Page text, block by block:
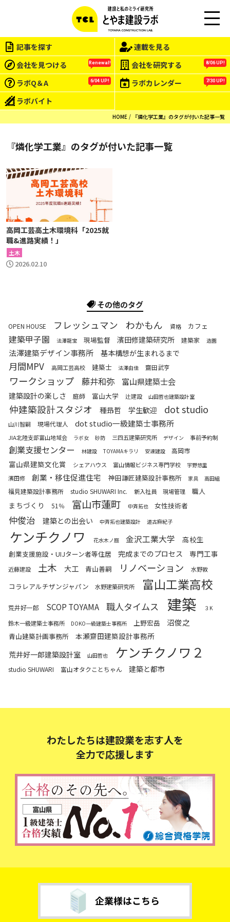
EN
記事を探す
連載を見る
会社を見つける
Renewal! 会社を研究する 8/06 UP!
ラボQ＆A 6/04 UP! ラボカレンダー 7/30 UP!
ラボバイト
HOME 『燐化学工業』のタグが付いた記事一覧
『燐化学工業』のタグが付いた記事一覧
高岡工芸高土木環境科「2025就
職&進路実績！」
土木
2026.02.10
その他のタグ
OPEN HOUSE フレッシュマン わかもん 資格 カフェ
建築甲子園 法澤龍宝 現場監督 濱田修建築研究所 建築家 造園
法澤建築デザイン事務所 基本構想が生まれるまで
月間MPV 高岡工芸高校 建築士 法澤由佳 齋田武亨
ワークショップ 藤井和弥 富山県建築士会
建築設計の楽しさ 庭師 富山大学 辻建設 山田哲也建築設計室
仲建築設計スタジオ 種昻哲 学生歓迎 dot studio
山川智嗣 現場代理人 dot studio一級建築士事務所
JIA北陸支部富山地域会 ラボ女 砂防 三四五建築研究所 デザイン 事前予約制
創業支援センター 林建設 TOYAMAキラリ 安達建設 高岡市
富山県建築文化賞 シェアハウス 富山情報ビジネス専門学校 宇野悠里
濱田修 創業・移住促進住宅 神田謙匠建築設計事務所 家具 高田組
福見建築設計事務所 studio SHUWARI Inc. 新入社員 現場管理 職人
まちづくり 51％ 富山市蓮町 中斉拓也 女性技術者
仲俊治 建築との出会い 中斉拓也建築設計 道古麻紀子
ケンチクノワ 花水木ノ庭 金沢工業大学 高校生
創業支援施設・UIJターン者等住居 完成までのプロセス 専門工事
近藤建設 土木 大工 青山善嗣 リノベーション 水野敦
コラレアルチザンジャパン 水野建築研究所 富山工業高校
荒井好一郎 SCOP TOYAMA 職人タイムス 建築 ３K
鈴木一級建築士事務所 DOKO一級建築士事務所 上野宏岳 沼俊之
青山建築計画事務所
本瀬齋田建築設計事務所
荒井好一郎建築設計室
山田哲也 ケンチクノワ２
studio SHUWARI 富山オタクことちゃん 建築と都市
わたしたちは建設業を志す人を
全力で応援します